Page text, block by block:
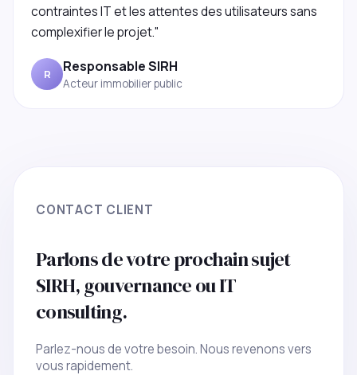
contraintes IT et les attentes des utilisateurs sans
complexifier le projet."
R Responsable SIRH
Acteur immobilier public
CONTACT CLIENT
Parlons de votre prochain sujet
SIRH, gouvernance ou IT
consulting.
Parlez-nous de votre besoin. Nous revenons vers
vous rapidement.